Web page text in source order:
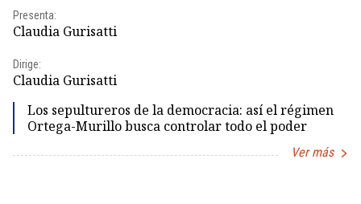
Presenta:
Claudia Gurisatti
Dirige:
Claudia Gurisatti
Los sepultureros de la democracia: así el régimen
Ortega-Murillo busca controlar todo el poder
Ver más